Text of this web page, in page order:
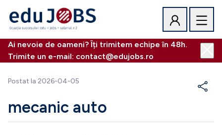
Ai nevoie de oameni? Îți trimitem echipe în 48h.
Trimite un e-mail: contact@edujobs.ro
Postat la 2026-04-05
mecanic auto